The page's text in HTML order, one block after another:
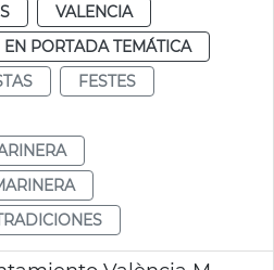
VALENCIA
EN PORTADA TEMÁTICA
FESTES